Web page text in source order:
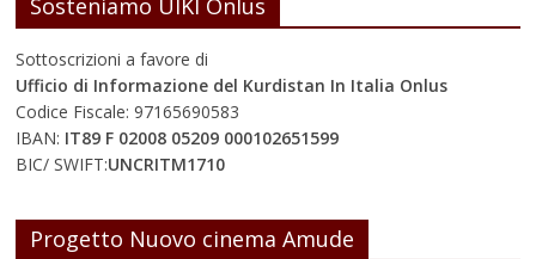
Sottoscrizioni a favore di
Ufficio di Informazione del Kurdistan In Italia Onlus
Codice Fiscale: 97165690583
IBAN: IT89 F 02008 05209 000102651599
BIC/ SWIFT:UNCRITM1710
Progetto Nuovo cinema Amude